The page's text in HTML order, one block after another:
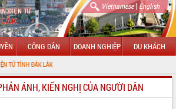
Vietnamese| English
CÔNG DÂN DOANH NGHIỆP DU KHÁCH
ĐẮK LẮK
ÁNH, KIẾN NGHỊ CỦA NGƯỜI DÂN